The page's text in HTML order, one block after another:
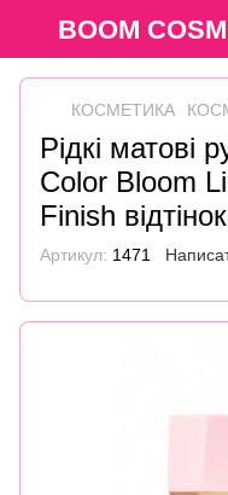
BOOM
КОСМЕТИКА
Рідкі матові
Color Bloom
Finish
Артикул: 1471